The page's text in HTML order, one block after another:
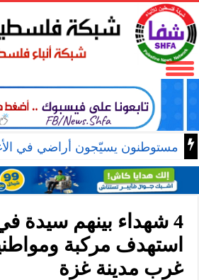
مستوطنون يسيّجون أراضي في
4 شهداء بينهم
استهدف مركبة
غرب مدينة غزة